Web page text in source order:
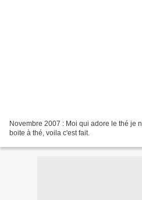
Novembre 2007 : Moi qui adore le thé je
boite à thé, voila c'est fait.